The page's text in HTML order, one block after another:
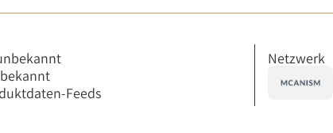
Feeds
Netzwerk